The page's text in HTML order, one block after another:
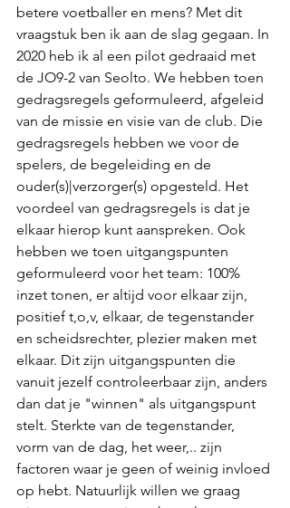
betere voetballer en mens? Met dit
vraagstuk ben ik aan de slag gegaan. In
2020 heb ik al een pilot gedraaid met
de JO9-2 van Seolto. We hebben toen
gedragsregels geformuleerd, afgeleid
van de missie en visie van de club. Die
gedragsregels hebben we voor de
spelers, de begeleiding en de
ouder(s)|verzorger(s) opgesteld. Het
voordeel van gedragsregels is dat je
elkaar hierop kunt aanspreken. Ook
hebben we toen uitgangspunten
geformuleerd voor het team: 100%
inzet tonen, er altijd voor elkaar zijn,
positief t,o,v, elkaar, de tegenstander
en scheidsrechter, plezier maken met
elkaar. Dit zijn uitgangspunten die
vanuit jezelf controleerbaar zijn, anders
dan dat je "winnen" als uitgangspunt
stelt. Sterkte van de tegenstander,
vorm van de dag, het weer,.. zijn
factoren waar je geen of weinig invloed
op hebt. Natuurlijk willen we graag